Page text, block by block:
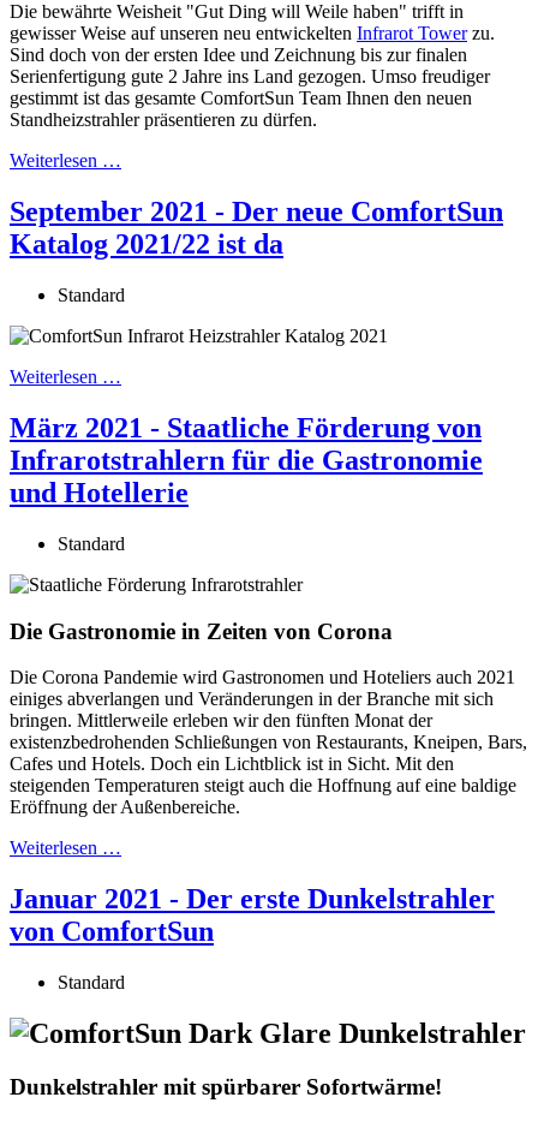
Die bewährte Weisheit "Gut Ding will Weile haben" trifft in
gewisser Weise auf unseren neu entwickelten Infrarot Towerzu.
Sind doch von der ersten Idee und Zeichnung bis zur finalen
Serienfertigung gute 2 Jahre ins Land gezogen. Umso freudiger
gestimmt ist das gesamte ComfortSun Team Ihnen den neuen
Standheizstrahler präsentieren zu dürfen.
Weiterlesen …
September 2021 - Der neue ComfortSun
Katalog 2021/22 ist da
Standard
Weiterlesen …
März 2021 - Staatliche Förderung von
Infrarotstrahlern für die Gastronomie
und Hotellerie
Standard
Die Gastronomie in Zeiten von Corona
Die Corona Pandemie wird Gastronomen und Hoteliers auch 2021
einiges abverlangen und Veränderungen in der Branche mit sich
bringen. Mittlerweile erleben wir den fünften Monat der
existenzbedrohenden Schließungen von Restaurants, Kneipen, Bars,
Cafes und Hotels. Doch ein Lichtblick ist in Sicht. Mit den
steigenden Temperaturen steigt auch die Hoffnung auf eine baldige
Eröffnung der Außenbereiche.
Weiterlesen …
Januar 2021 - Der erste Dunkelstrahler
von ComfortSun
Standard
Dunkelstrahler mit spürbarer Sofortwärme!